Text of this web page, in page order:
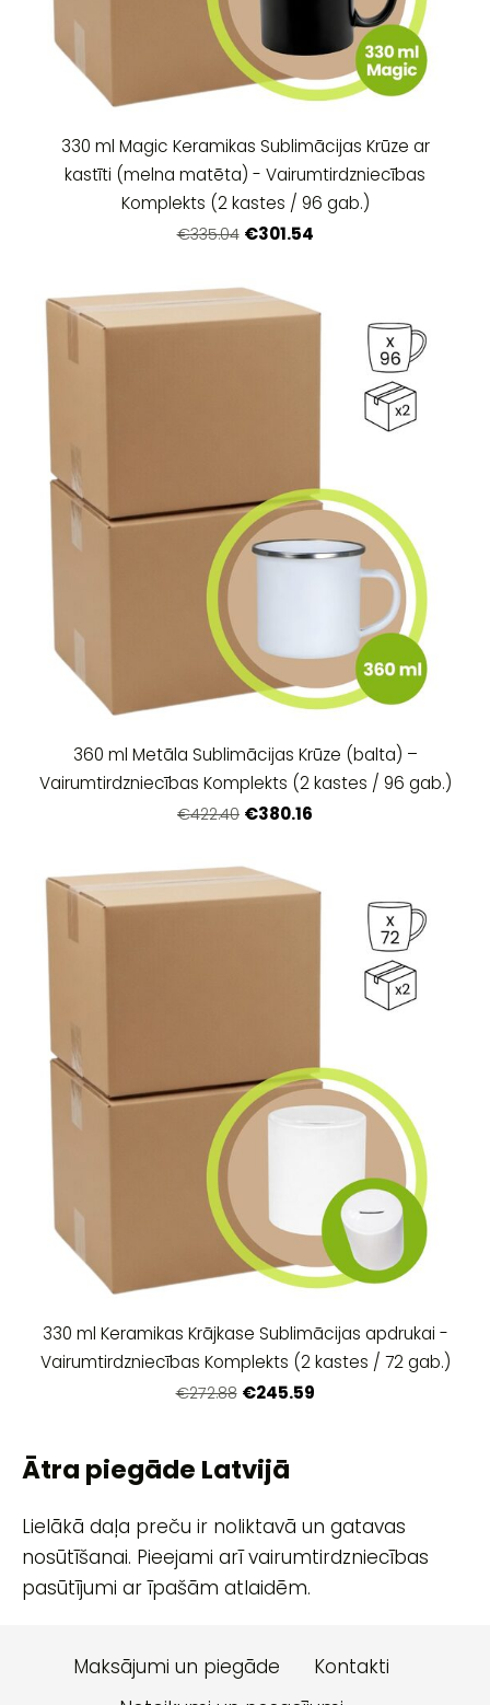
Ātra piegāde Latvijā
Lielākā daļa preču ir noliktavā un gatavas
nosūtīšanai. Pieejami arī vairumtirdzniecības
pasūtījumi ar īpašām atlaidēm.
330 ml Magic Keramikas Sublimācijas Krūze ar
kastīti (melna matēta) - Vairumtirdzniecības
Komplekts (2 kastes / 96 gab.)
€335.04 €301.54
360 ml Metāla Sublimācijas Krūze (balta) –
Vairumtirdzniecības Komplekts (2 kastes / 96 gab.)
€422.40 €380.16
330 ml Keramikas Krājkase Sublimācijas apdrukai -
Vairumtirdzniecības Komplekts (2 kastes / 72 gab.)
€272.88 €245.59
Maksājumi un piegāde
Kontakti